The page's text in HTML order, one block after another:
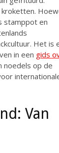
kroketten.
stamppot en
Het is
in een gids
noedels op de
Van